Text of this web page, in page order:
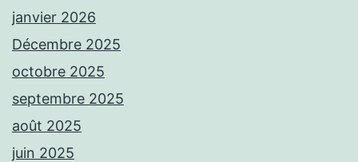
janvier 2026
Décembre 2025
octobre 2025
septembre 2025
août 2025
juin 2025